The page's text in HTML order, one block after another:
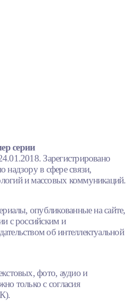
серии
Зарегистрировано
надзору в сфере связи,
и массовых коммуникаций.
опубликованные на сайте,
с российским и
об интеллектуальной
фото, аудио и
только с согласия